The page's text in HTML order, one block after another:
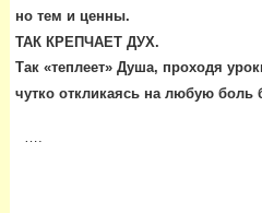
но тем и ценны.
ТАК КРЕПЧАЕТ ДУХ.
Так «теплеет» Душа, проходя
чутко откликаясь на любую боль
….